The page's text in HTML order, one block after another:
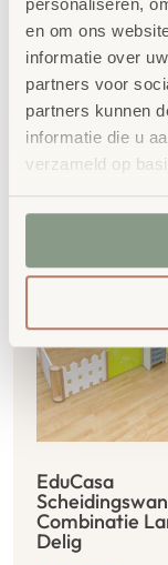
personaliseren,
en om ons
informatie over
partners voor
partners kunnen
informatie die u
verzameld op
EduCasa
Combinatie
Delig